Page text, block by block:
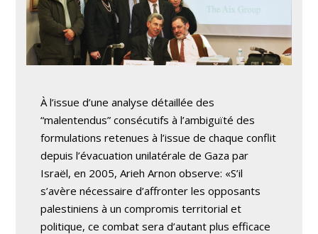
À l’issue d’une analyse détaillée des
“malentendus” consécutifs à l’ambiguïté des
formulations retenues à l’issue de chaque conflit
depuis l’évacuation unilatérale de Gaza par
Israël, en 2005, Arieh Arnon observe: «S’il
s’avère nécessaire d’affronter les opposants
palestiniens à un compromis territorial et
politique, ce combat sera d’autant plus efficace